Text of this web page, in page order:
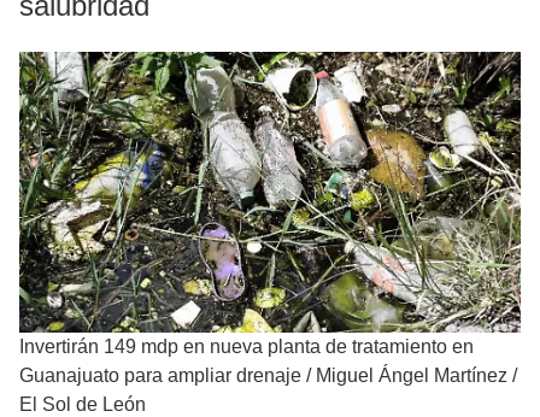
Invertirán 149 mdp en nueva planta de tratamiento en
Guanajuato para ampliar drenaje / Miguel Ángel Martínez /
El Sol de León